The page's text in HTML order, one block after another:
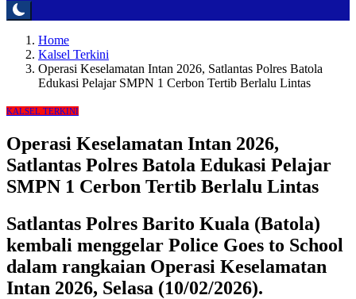
Home
Kalsel Terkini
Operasi Keselamatan Intan 2026, Satlantas Polres Batola
Edukasi Pelajar SMPN 1 Cerbon Tertib Berlalu Lintas
KALSEL TERKINI
Operasi Keselamatan Intan 2026,
Satlantas Polres Batola Edukasi Pelajar
SMPN 1 Cerbon Tertib Berlalu Lintas
Satlantas Polres Barito Kuala (Batola)
kembali menggelar Police Goes to School
dalam rangkaian Operasi Keselamatan
Intan 2026, Selasa (10/02/2026).